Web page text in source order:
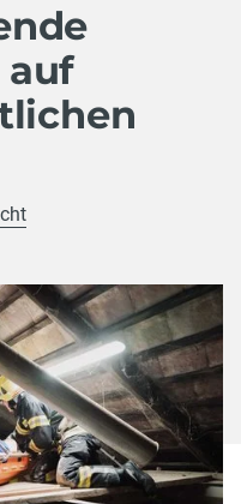
auf